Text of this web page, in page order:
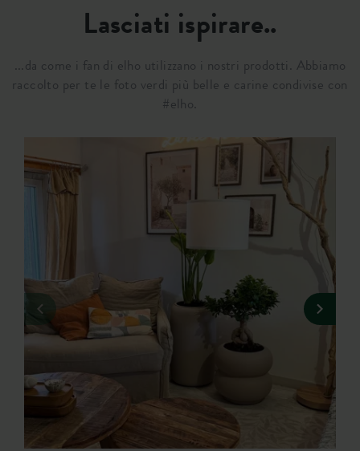
Lasciati ispirare..
...da come i fan di elho utilizzano i nostri prodotti. Abbiamo
raccolto per te le foto verdi più belle e carine condivise con
#elho.